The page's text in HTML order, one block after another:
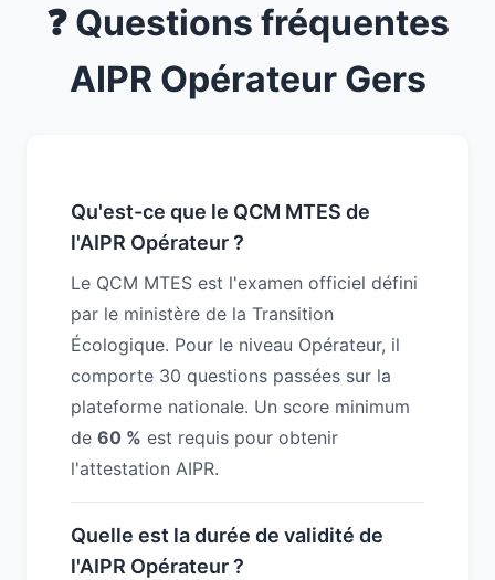
❓ Questions fréquentes
AIPR Opérateur Gers
Qu'est-ce que le QCM MTES de
l'AIPR Opérateur ?
Le QCM MTES est l'examen officiel défini
par le ministère de la Transition
Écologique. Pour le niveau Opérateur, il
comporte 30 questions passées sur la
plateforme nationale. Un score minimum
de 60 % est requis pour obtenir
l'attestation AIPR.
Quelle est la durée de validité de
l'AIPR Opérateur ?